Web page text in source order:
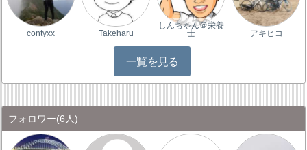
contyxx Takeharu
しんちゃん＠栄養
士
アキヒコ
一覧を見る
フォロワー(6人)